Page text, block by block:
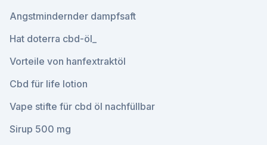
Angstmindernder dampfsaft
Hat doterra cbd-öl_
Vorteile von hanfextraktöl
Cbd für life lotion
Vape stifte für cbd öl nachfüllbar
Sirup 500 mg